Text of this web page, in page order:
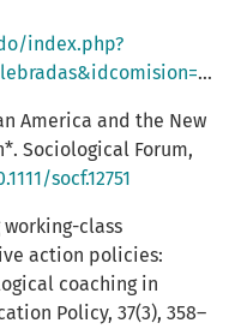
index.php?
America and the New
Sociological Forum,
socf.12751
working-class
action policies:
coaching in
Policy, 37(3), 358–